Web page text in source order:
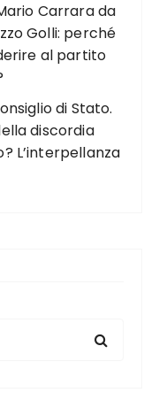
Carrara da
Golli: perché
al partito
di Stato.
discordia
L’interpellanza